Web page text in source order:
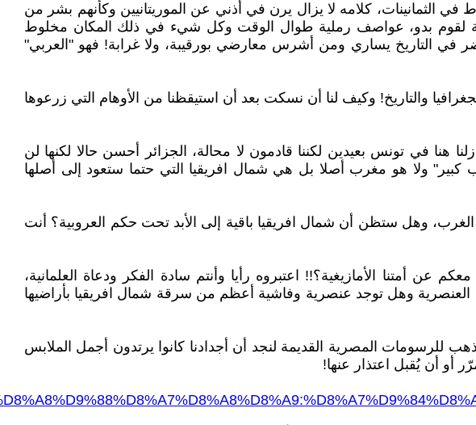
كلامه لا يزال يرن في أذني عن الموريتانيين وكأنهم بشر من
لقوم بدو، عواصف رملية طوال الوقت وكل شيء في ذلك المكان مخلوط
في التاريخ يساري ومن أشرس معارضي بورقيبة، ولا غرابة! فهو "العربي"
والتاريخ! وكيف لنا أن نسكت بعد أن استيقظنا من الأوهام التي زرعوها
هنا في تونس بعيدين لكننا قادمون لا محالة، الجزائر أحسن حالا لكنها لن
كبير" ولا هو مغرب أصلا بل هي شمال افريقيا التي حتما ستعود إلى أصلها
وهل ستظن أن شمال افريقيا باقية إلى الأبد تحت حكم العروبية؟ أنت
أمتنا الأمازيغية؟!! اعتبروه رأيا وأنتم سادة الفكر ودعاة العلمانية،
العنصرية وهل توجد عنصرية وفاشية أعظم من سرقة شمال افريقيا بأراضيها
للرسومات المصرية القديمة لنجد أن أجدادنا كانوا يرتدون أجمل الملابس
أو أن يُقبل اعتذار عنها!